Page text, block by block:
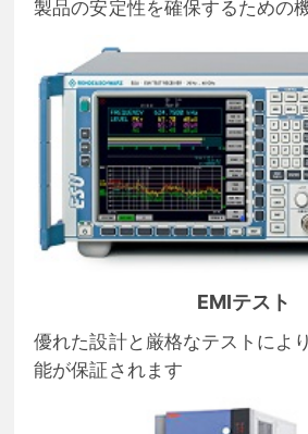
製品の安定性を確保するための
EMIテスト
優れた設計と厳格なテストによ
能が保証されます